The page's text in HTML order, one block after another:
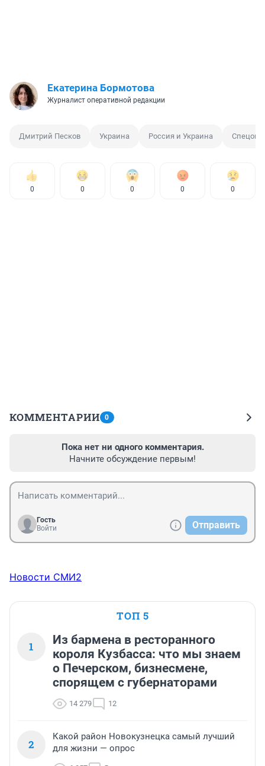
Екатерина Бормотова
Журналист оперативной редакции
Дмитрий Песков Украина Россия и Украина
0 0 0 0 0
КОММЕНТАРИИ 0
Пока нет ни одного комментария.
Начните обсуждение первым!
Гость
Войти
Отправить
Новости СМИ2
ТОП 5
1
Из бармена в ресторанного
короля Кузбасса: что мы знаем
о Печерском, бизнесмене,
спорящем с губернаторами
14 279 12
2
Какой район Новокузнецка самый лучший
для жизни — опрос